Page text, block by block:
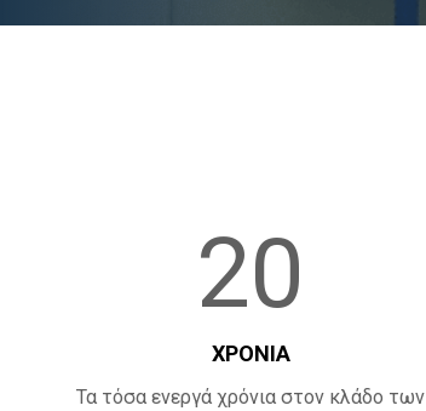
20
ΧΡΟΝΙΑ
Τα τόσα ενεργά χρόνια στον κλάδο των